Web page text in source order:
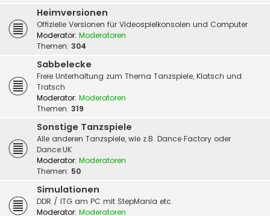
Heimversionen
Offizielle Versionen für Videospielkonsolen und Computer
Moderator: Moderatoren
Themen: 304
Sabbelecke
Freie Unterhaltung zum Thema Tanzspiele, Klatsch und
Tratsch
Moderator: Moderatoren
Themen: 319
Sonstige Tanzspiele
Alle anderen Tanzspiele, wie z.B. Dance Factory oder
Dance:UK
Moderator: Moderatoren
Themen: 50
Simulationen
DDR / ITG am PC mit StepMania etc.
Moderator: Moderatoren